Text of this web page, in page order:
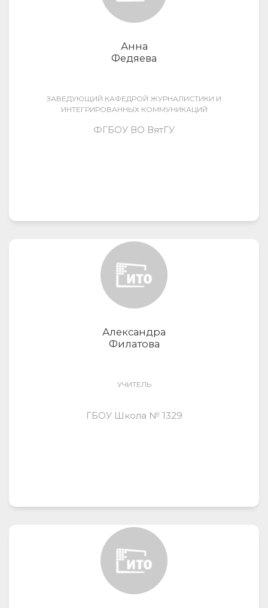
Анна
Федяева
ЗАВЕДУЮЩИЙ КАФЕДРОЙ ЖУРНАЛИСТИКИ И
ИНТЕГРИРОВАННЫХ КОММУНИКАЦИЙ
ФГБОУ ВО ВятГУ
Александра
Филатова
УЧИТЕЛЬ
ГБОУ Школа № 1329